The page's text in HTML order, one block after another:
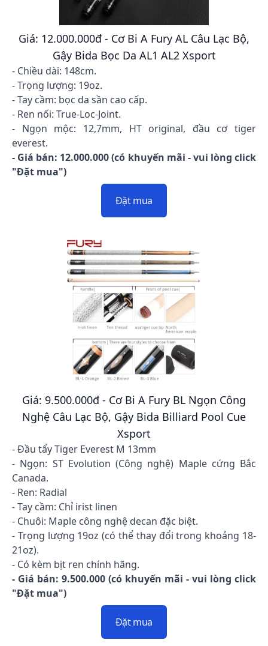
Giá: 12.000.000đ - Cơ Bi A Fury AL Câu Lạc Bộ,
Gậy Bida Bọc Da AL1 AL2 Xsport
- Chiều dài: 148cm.
- Trọng lượng: 19oz.
- Tay cầm: bọc da sần cao cấp.
- Ren nối: True-Loc-Joint.
- Ngọn mộc: 12,7mm, HT original, đầu cơ tiger
everest.
- Giá bán: 12.000.000 (có khuyến mãi - vui lòng click
"Đặt mua")
Đặt mua
Giá: 9.500.000đ - Cơ Bi A Fury BL Ngọn Công
Nghệ Câu Lạc Bộ, Gậy Bida Billiard Pool Cue
Xsport
- Đầu tẩy Tiger Everest M 13mm
- Ngọn: ST Evolution (Công nghệ) Maple cứng Bắc
Canada.
- Ren: Radial
- Tay cầm: Chỉ irist linen
- Chuôi: Maple công nghệ decan đặc biệt.
- Trọng lượng 19oz (có thể thay đổi trong khoảng 18-
21oz).
- Có kèm bịt ren chính hãng.
- Giá bán: 9.500.000 (có khuyến mãi - vui lòng click
"Đặt mua")
Đặt mua